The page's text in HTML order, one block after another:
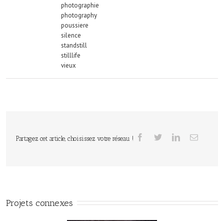
photographie
photography
poussiere
silence
standstill
stilllife
vieux
Partagez cet article, choisissez votre réseau !
Projets connexes